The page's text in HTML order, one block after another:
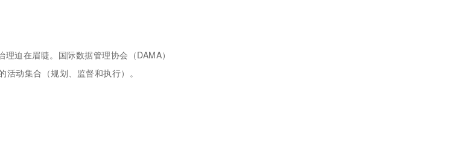
迫在眉睫。国际数据管理协会（DAMA）
动集合（规划、监督和执行）。